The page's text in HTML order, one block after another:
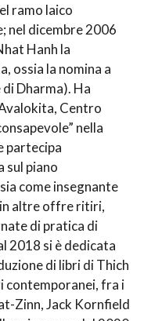
ramo laico
nel dicembre 2006
Hanh la
ossia la nomina a
Dharma). Ha
Centro
nella
partecipa
sul piano
come insegnante
in altre offre ritiri,
di pratica di
2018 si è dedicata
di libri di Thich
contemporanei, fra i
Zinn, Jack Kornfield